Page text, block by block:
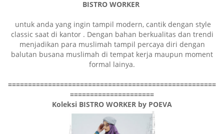
BISTRO WORKER
untuk anda yang ingin tampil modern, cantik dengan style
classic saat di kantor . Dengan bahan berkualitas dan trendi
menjadikan para muslimah tampil percaya diri dengan
balutan busana muslimah di tempat kerja maupun moment
formal lainya.
====================================================
=====================
Koleksi BISTRO WORKER by POEVA